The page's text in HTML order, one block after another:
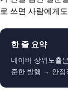
로 쓰면 사람에게
한 줄 요약
네이버 상위노출
준한 발행 → 안정